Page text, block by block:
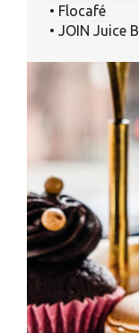
• Flocafé
• JOIN Juice